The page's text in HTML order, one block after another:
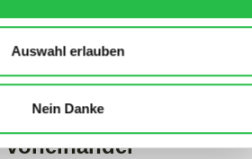
Auswahl erlauben
Nein Danke
in dem E-Mail-Marketing und
und SEO: wie
voneinander